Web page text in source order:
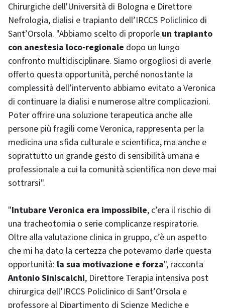
Chirurgiche dell'Università di Bologna e Direttore
Nefrologia, dialisi e trapianto dell’IRCCS Policlinico di
Sant’Orsola. "Abbiamo scelto di proporle un trapianto
con anestesia loco-regionale dopo un lungo
confronto multidisciplinare. Siamo orgogliosi di averle
offerto questa opportunità, perché nonostante la
complessità dell’intervento abbiamo evitato a Veronica
di continuare la dialisi e numerose altre complicazioni.
Poter offrire una soluzione terapeutica anche alle
persone più fragili come Veronica, rappresenta per la
medicina una sfida culturale e scientifica, ma anche e
soprattutto un grande gesto di sensibilità umana e
professionale a cui la comunità scientifica non deve mai
sottrarsi".
"Intubare Veronica era impossibile, c’era il rischio di
una tracheotomia o serie complicanze respiratorie.
Oltre alla valutazione clinica in gruppo, c’è un aspetto
che mi ha dato la certezza che potevamo darle questa
opportunità: la sua motivazione e forza", racconta
Antonio Siniscalchi, Direttore Terapia intensiva post
chirurgica dell’IRCCS Policlinico di Sant’Orsola e
professore al Dipartimento di Scienze Mediche e